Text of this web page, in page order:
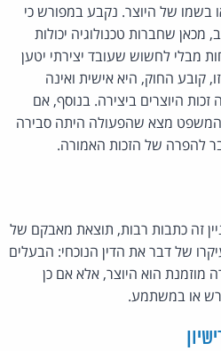
בשמו של היוצר. נקבע במפורש כי
שחברות טכנולוגיה יכולות
מבלי לחשוש שעובד יצירתי יטען
קובע החוק, היא אישית ואינה
היוצרים ביצירה. בנוסף, אם
המשפט מצא שהפעולה היתה סבירה
להפרה של הזכות האמורה.
זה כתבות רבות, תוצאת מאבקם של
של דבר את הדין הנוכחי: הבעלים
מוזמנת הוא היוצר, אלא אם כן
או במשתמע.